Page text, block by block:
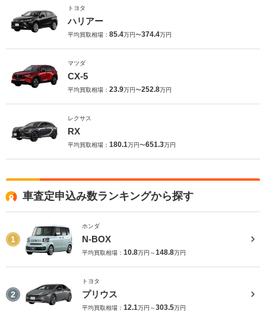
トヨタ
ハリアー
平均買取相場： 85.4万円〜374.4万円
マツダ
CX-5
平均買取相場： 23.9万円〜252.8万円
レクサス
RX
平均買取相場： 180.1万円〜651.3万円
車査定申込み数ランキングから探す
1
ホンダ
N-BOX
平均買取相場： 10.8万円～148.8万円
2
トヨタ
プリウス
平均買取相場： 12.1万円～303.5万円